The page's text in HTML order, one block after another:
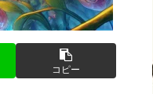
コピー